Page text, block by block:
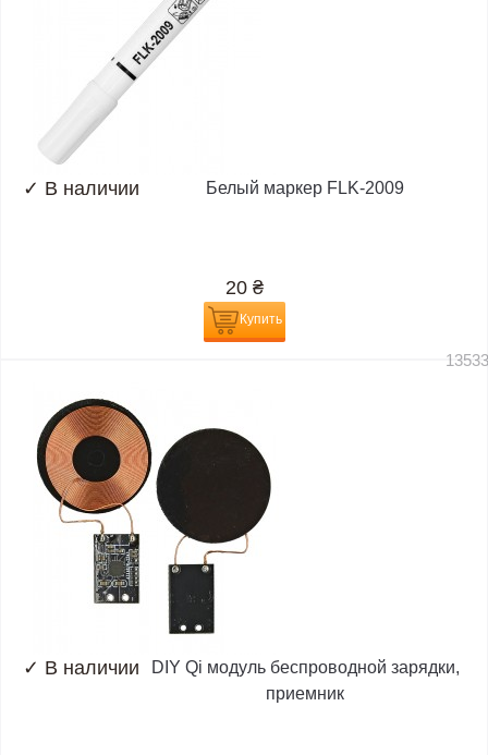
✓ В наличии Белый маркер FLK-2009
20 ₴
Купить
✓ В наличии
DIY Qi модуль беспроводной зарядки,
приемник